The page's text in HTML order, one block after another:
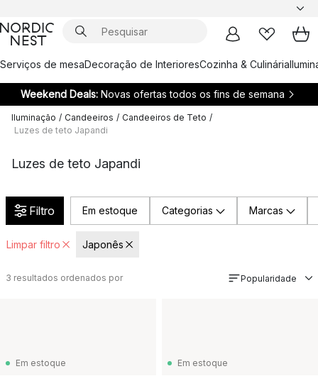
Serviços de mesaDecoração de InterioresCozinha & Culinária
Weekend Deals: Novas ofertas todos os fins de semana
Iluminação / Candeeiros / Candeeiros de Teto /
Luzes de teto Japandi
Luzes de teto Japandi
Filtro Em estoque Categorias Marcas
Limpar filtro Japonês
3 resultados ordenados por Popularidade
Em estoque Em estoque